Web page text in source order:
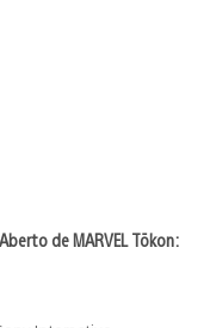
de MARVEL Tōkon: